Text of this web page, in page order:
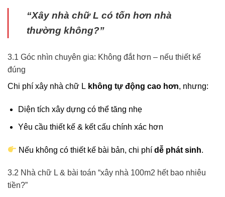
“Xây nhà chữ L có tốn hơn nhà
thường không?”
3.1 Góc nhìn chuyên gia: Không đắt hơn – nếu thiết kế
đúng
Chi phí xây nhà chữ L không tự động cao hơn, nhưng:
Diện tích xây dựng có thể tăng nhẹ
Yêu cầu thiết kế & kết cấu chính xác hơn
Nếu không có thiết kế bài bản, chi phídễ phát sinh.
3.2 Nhà chữ L & bài toán “xây nhà 100m2 hết bao nhiêu
tiền?”